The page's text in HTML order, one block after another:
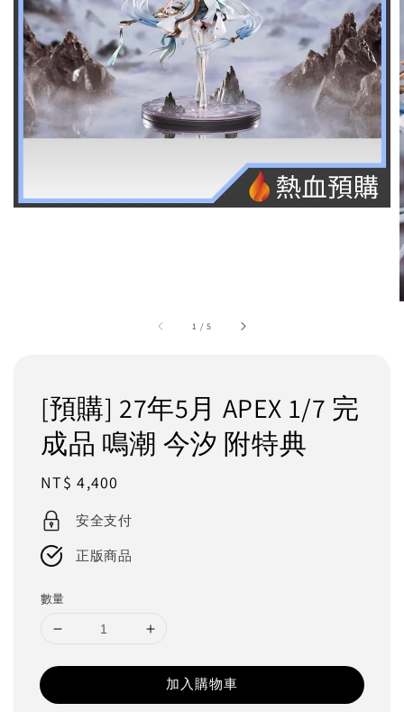
1 /5
[預購] 27年5月 APEX 1/7 完
成品 鳴潮 今汐 附特典
Regular
price
NT$ 4,400
安全支付
正版商品
數量
加入購物車